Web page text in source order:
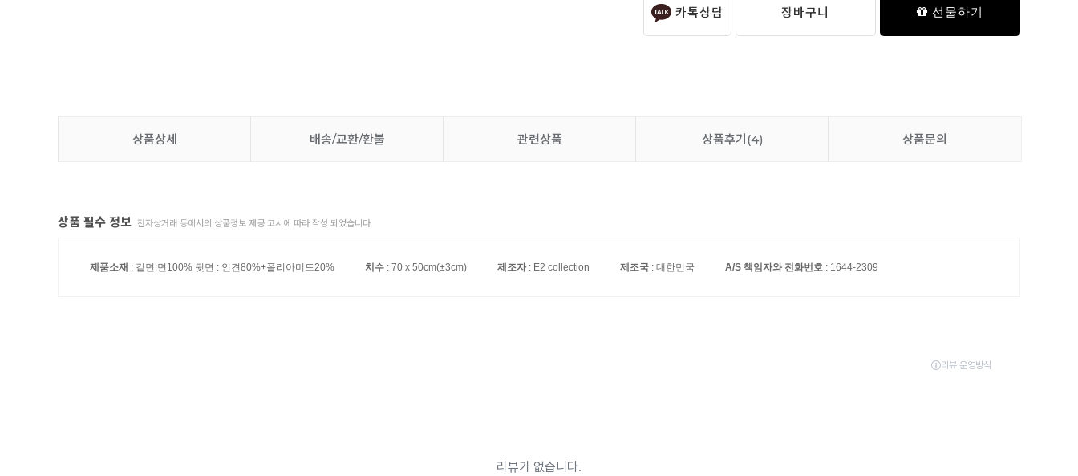
카톡상담 장바구니 선물하기
상품상세 배송/교환/환불 관련상품 상품후기(4) 상품문의
상품 필수 정보 전자상거래 등에서의 상품정보 제공 고시에 따라 작성 되었습니다.
제품소재 : 겉면:면100% 뒷면 : 인견80%+폴리아미드20% 치수 : 70 x 50cm(±3cm) 제조자: E2 collection 제조국 : 대한민국 A/S 책임자와 전화번호 : 1644-2309